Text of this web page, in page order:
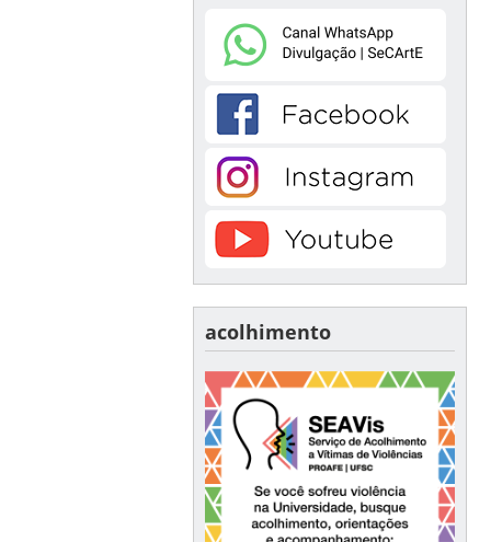
acolhimento